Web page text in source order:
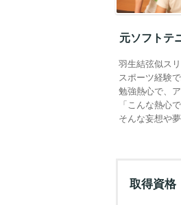
元ソフトテ
羽生結弦似ス
スポーツ経験
勉強熱心で、
「こんな熱心
そんな妄想や
取得資格